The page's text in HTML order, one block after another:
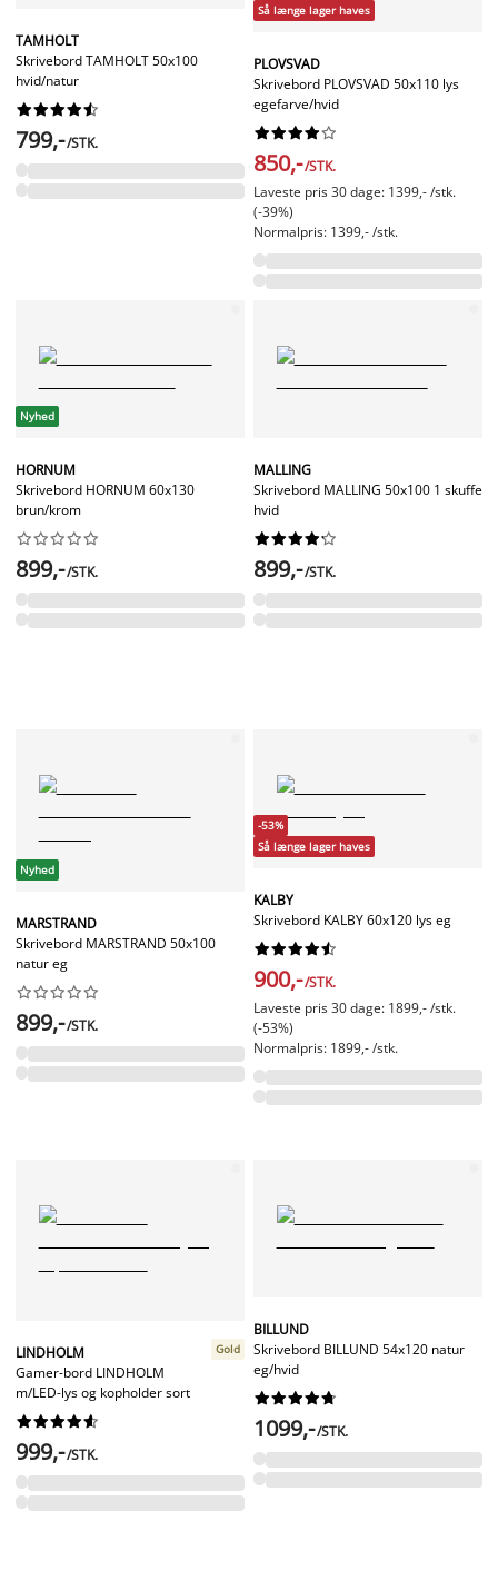
TAMHOLT
Skrivebord TAMHOLT 50x100
hvid/natur






799,-/STK.
Så længe lager haves
PLOVSVAD
Skrivebord PLOVSVAD 50x110 lys
egefarve/hvid






850,-/STK.
Laveste pris 30 dage: 1399,- /stk.
(-39%)
Normalpris: 1399,- /stk.
Nyhed
HORNUM
Skrivebord HORNUM 60x130
brun/krom






899,-/STK.
MALLING
Skrivebord MALLING 50x100 1 skuffe
hvid






899,-/STK.
Nyhed
MARSTRAND
Skrivebord MARSTRAND 50x100
natur eg






899,-/STK.
-53%
Så længe lager haves
KALBY
Skrivebord KALBY 60x120 lys eg






900,-/STK.
Laveste pris 30 dage: 1899,- /stk.
(-53%)
Normalpris: 1899,- /stk.
LINDHOLM
Gamer-bord LINDHOLM
m/LED-lys og kopholder sort
Gold






999,-/STK.
BILLUND
Skrivebord BILLUND 54x120 natur
eg/hvid






1099,-/STK.